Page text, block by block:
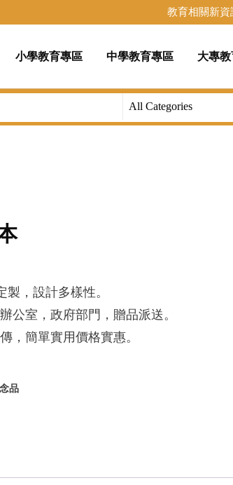
教育相關新資
小學教育專區 中學教育專區 大專
製，設計多樣性。
公室，政府部門，贈品派送。
，簡單實用價格實惠。
品